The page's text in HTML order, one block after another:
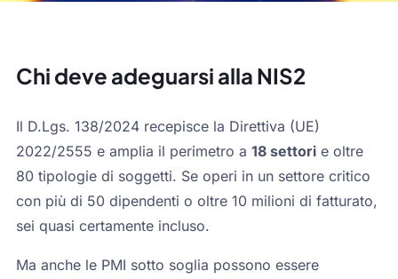
Chi deve adeguarsi alla NIS2
Il D.Lgs. 138/2024 recepisce la Direttiva (UE)
2022/2555 e amplia il perimetro a 18 settorie oltre
80 tipologie di soggetti. Se operi in un settore critico
con più di 50 dipendenti o oltre 10 milioni di fatturato,
sei quasi certamente incluso.
Ma anche le PMI sotto soglia possono essere